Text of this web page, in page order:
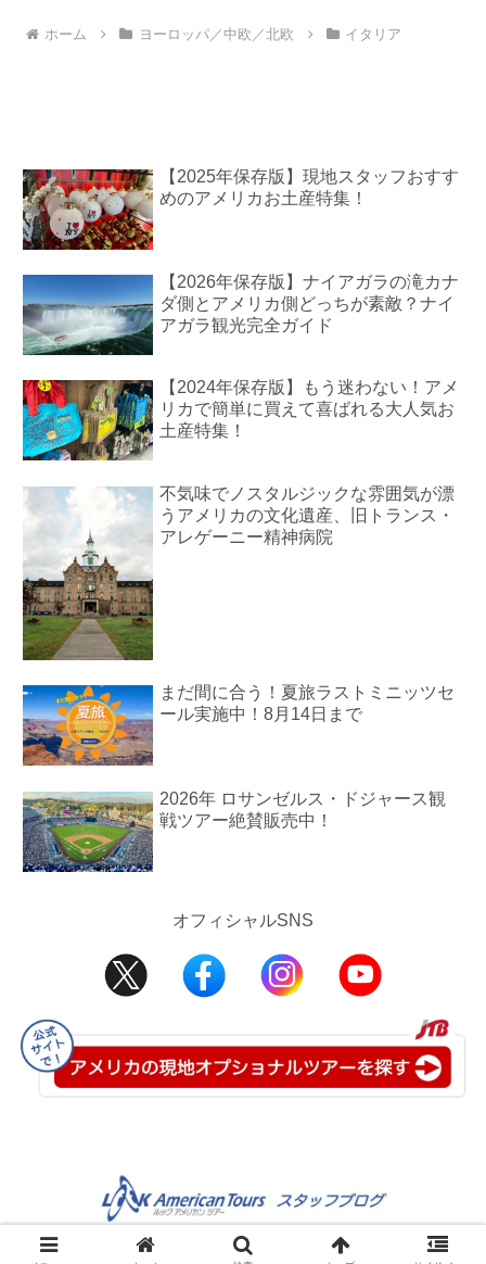
ホーム ヨーロッパ／中欧／北欧 イタリア
【2025年保存版】現地スタッフおすす
めのアメリカお土産特集！
【2026年保存版】ナイアガラの滝カナ
ダ側とアメリカ側どっちが素敵？ナイ
アガラ観光完全ガイド
【2024年保存版】もう迷わない！アメ
リカで簡単に買えて喜ばれる大人気お
土産特集！
不気味でノスタルジックな雰囲気が漂
うアメリカの文化遺産、旧トランス・
アレゲーニー精神病院
まだ間に合う！夏旅ラストミニッツセ
ール実施中！8月14日まで
2026年 ロサンゼルス・ドジャース観
戦ツアー絶賛販売中！
オフィシャルSNS
©2008-2025 JTB USA Inc.